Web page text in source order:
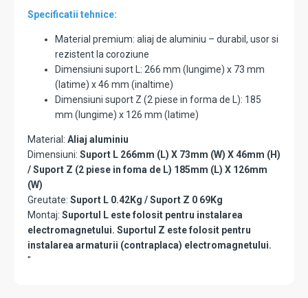
Specificatii tehnice:
Material premium: aliaj de aluminiu – durabil, usor si
rezistent la coroziune
Dimensiuni suport L: 266 mm (lungime) x 73 mm
(latime) x 46 mm (inaltime)
Dimensiuni suport Z (2 piese in forma de L): 185
mm (lungime) x 126 mm (latime)
Material: Aliaj aluminiu
Dimensiuni: Suport L 266mm (L) X 73mm (W) X 46mm (H)
/ Suport Z (2 piese in foma de L) 185mm (L) X 126mm
(W)
Greutate: Suport L 0.42Kg / Suport Z 0 69Kg
Montaj: Suportul L este folosit pentru instalarea
electromagnetului. Suportul Z este folosit pentru
instalarea armaturii (contraplaca) electromagnetului.
"